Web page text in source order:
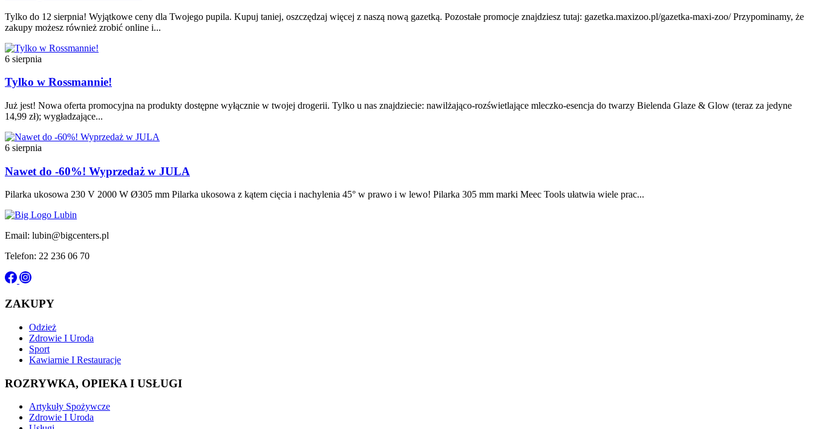
Tylko do 12 sierpnia! Wyjątkowe ceny dla Twojego pupila. Kupuj taniej, oszczędzaj więcej z naszą nową gazetką. Pozostałe promocje znajdziesz tutaj: gazetka.maxizoo.pl/gazetka-maxi-zoo/ Przypominamy, że
zakupy możesz również zrobić online i...
6 sierpnia
Tylko w Rossmannie!
Już jest! Nowa oferta promocyjna na produkty dostępne wyłącznie w twojej drogerii. Tylko u nas znajdziecie: nawilżająco-rozświetlające mleczko-esencja do twarzy Bielenda Glaze & Glow (teraz za jedyne
14,99 zł); wygładzające...
6 sierpnia
Nawet do -60%! Wyprzedaż w JULA
Pilarka ukosowa 230 V 2000 W Ø305 mm Pilarka ukosowa z kątem cięcia i nachylenia 45° w prawo i w lewo! Pilarka 305 mm marki Meec Tools ułatwia wiele prac...
Email: lubin@bigcenters.pl
Telefon: 22 236 06 70
ZAKUPY
Odzież
Zdrowie I Uroda
Sport
Kawiarnie I Restauracje
ROZRYWKA, OPIEKA I USŁUGI
Artykuły Spożywcze
Zdrowie I Uroda